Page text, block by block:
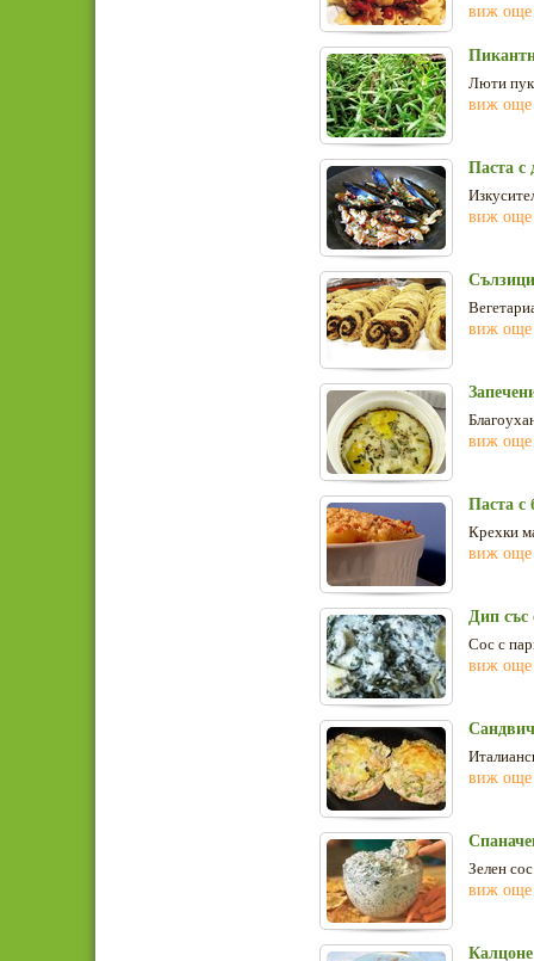
виж още
Люти
виж още
Паста с
виж още
виж още
виж още
Паста с
Крехки
виж още
Дип със
Сос с
виж още
виж още
Зелен
виж още